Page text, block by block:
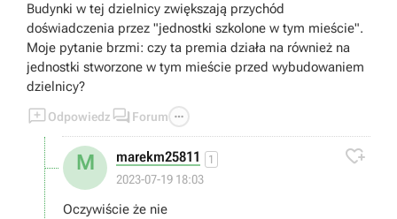
Budynki w tej dzielnicy zwiększają przychód
doświadczenia przez "jednostki szkolone w tym mieście".
Moje pytanie brzmi: czy ta premia działa na również na
jednostki stworzone w tym mieście przed wybudowaniem
dzielnicy?
Odpowiedz  Forum 
M marekm25811 1
2023-07-19 18:03

Oczywiście że nie